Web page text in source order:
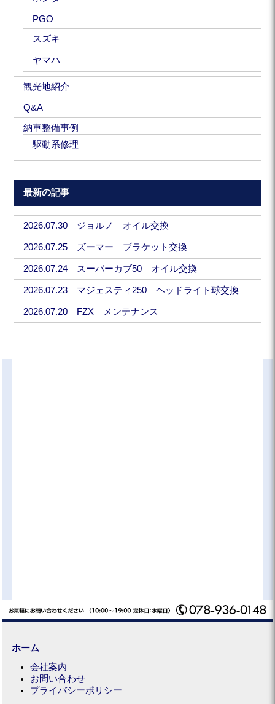
PGO
スズキ
ヤマハ
観光地紹介
Q&A
納車整備事例
駆動系修理
最新の記事
2026.07.30 ジョルノ オイル交換
2026.07.25 ズーマー ブラケット交換
2026.07.24 スーパーカブ50 オイル交換
2026.07.23 マジェスティ250 ヘッドライト球交換
2026.07.20 FZX メンテナンス
ホーム
会社案内
お問い合わせ
プライバシーポリシー